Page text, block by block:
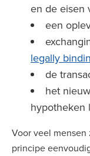
en de eisen
een
legally
de
het
hypotheken
Voor veel
principe